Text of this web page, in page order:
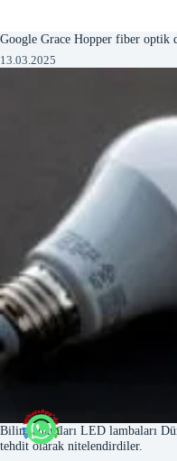
Google Grace Hopper fiber optik
13.03.2025
Bilim adamları LED lambaları
tehdit olarak nitelendirdiler.